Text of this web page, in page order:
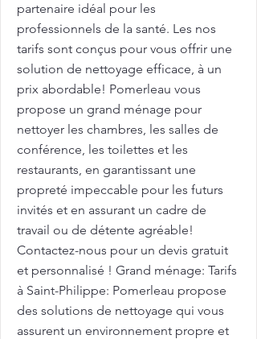
partenaire idéal pour les
professionnels de la santé. Les nos
tarifs sont conçus pour vous offrir une
solution de nettoyage efficace, à un
prix abordable! Pomerleau vous
propose un grand ménage pour
nettoyer les chambres, les salles de
conférence, les toilettes et les
restaurants, en garantissant une
propreté impeccable pour les futurs
invités et en assurant un cadre de
travail ou de détente agréable!
Contactez-nous pour un devis gratuit
et personnalisé ! Grand ménage: Tarifs
à Saint-Philippe: Pomerleau propose
des solutions de nettoyage qui vous
assurent un environnement propre et